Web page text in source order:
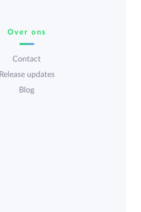
Over ons
Contact
Release updates
Blog